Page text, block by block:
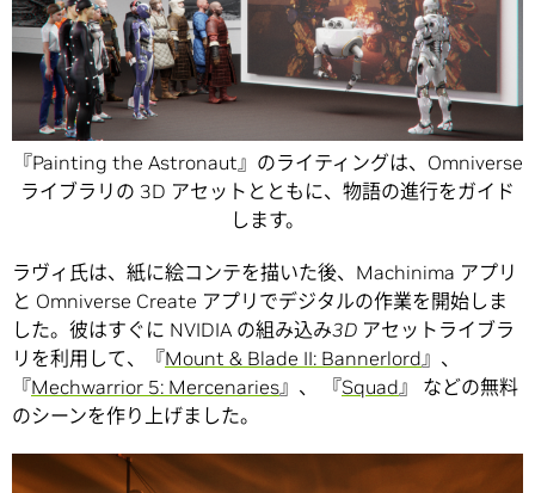
『Painting the Astronaut』のライティングは、Omniverse
ライブラリの 3D アセットとともに、物語の進行をガイド
します。
ラヴィ氏は、紙に絵コンテを描いた後、Machinima アプリ
と Omniverse Create アプリでデジタルの作業を開始しま
した。彼はすぐに NVIDIA の組み込み3D アセット ライブラ
リを利用して、『Mount & Blade II: Bannerlord 』、
『Mechwarrior 5: Mercenaries』、 『Squad 』 などの無料
のシーンを作り上げました。